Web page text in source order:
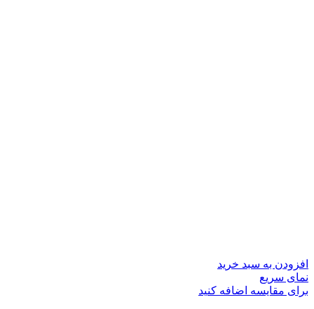
افزودن به سبد خرید
نمای سریع
برای مقایسه اضافه کنید